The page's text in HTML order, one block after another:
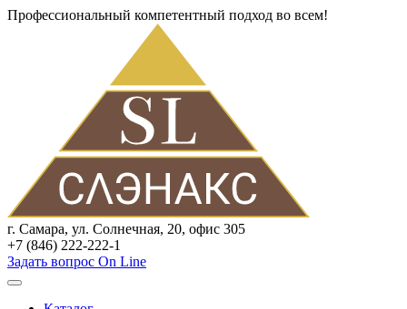
Профессиональный компетентный подход во всем!
г. Самара, ул. Солнечная, 20, офис 305
+7 (846) 222-222-1
Задать вопрос On Line